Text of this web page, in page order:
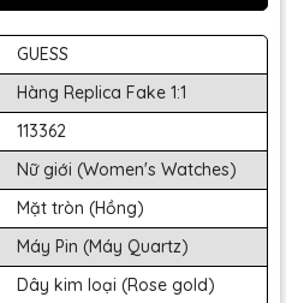
GUESS
Hàng Replica Fake 1:1
113362
Nữ giới (Women's Watches)
Mặt tròn (Hồng)
Máy Pin (Máy Quartz)
Dây kim loại (Rose gold)